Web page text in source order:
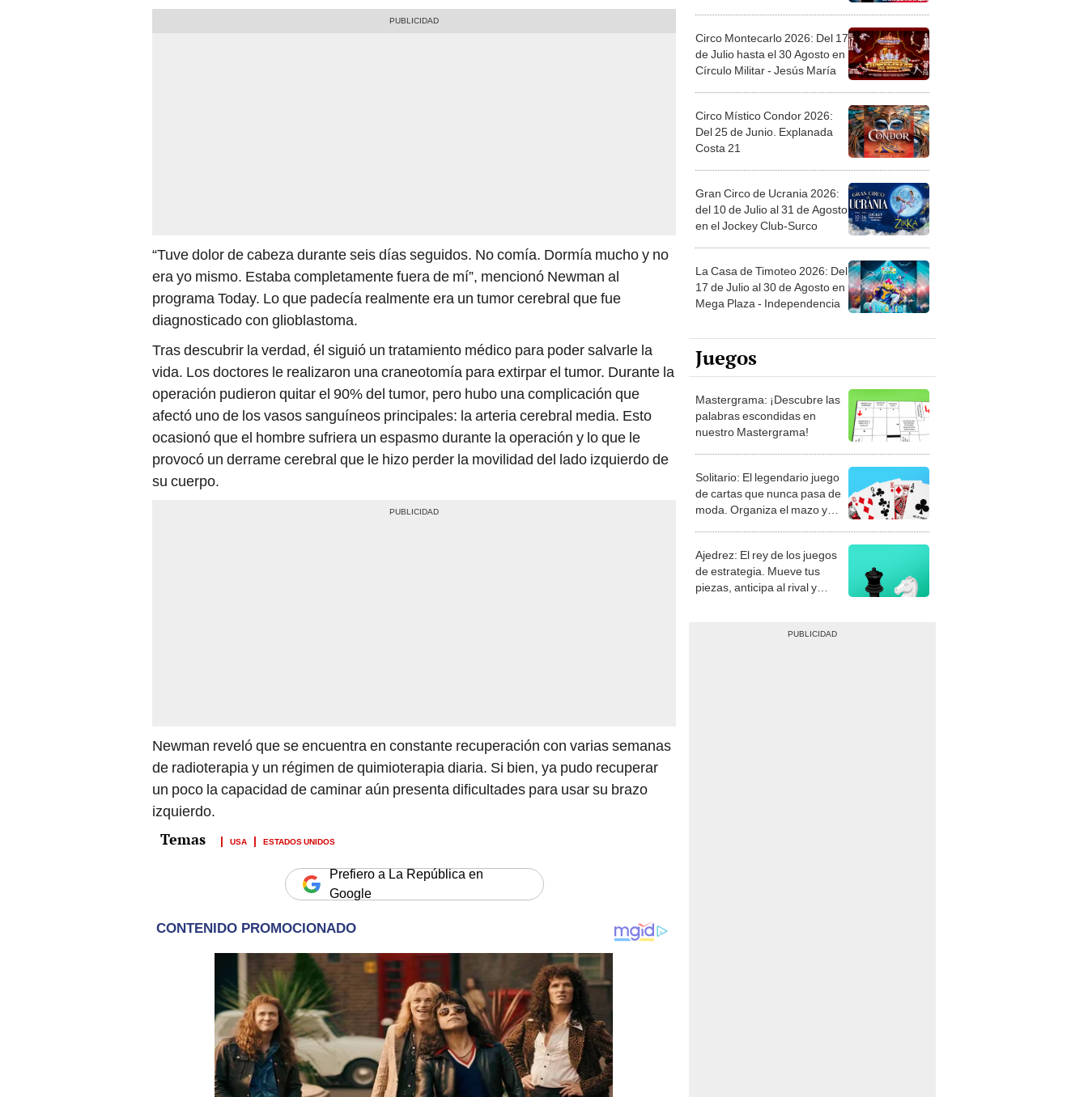
“Tuve dolor de cabeza durante seis días seguidos. No comía. Dormía mucho y no
era yo mismo. Estaba completamente fuera de mí”, mencionó Newman al
programa Today. Lo que padecía realmente era un tumor cerebral que fue
diagnosticado con glioblastoma.
Tras descubrir la verdad, él siguió un tratamiento médico para poder salvarle la
vida. Los doctores le realizaron una craneotomía para extirpar el tumor. Durante la
operación pudieron quitar el 90% del tumor, pero hubo una complicación que
afectó uno de los vasos sanguíneos principales: la arteria cerebral media. Esto
ocasionó que el hombre sufriera un espasmo durante la operación y lo que le
provocó un derrame cerebral que le hizo perder la movilidad del lado izquierdo de
su cuerpo.
Newman reveló que se encuentra en constante recuperación con varias semanas
de radioterapia y un régimen de quimioterapia diaria. Si bien, ya pudo recuperar
un poco la capacidad de caminar aún presenta dificultades para usar su brazo
izquierdo.
USA ESTADOS UNIDOS
Prefiero a La República en
Google
Circo Montecarlo 2026: Del 17
de Julio hasta el 30 Agosto en
Círculo Militar - Jesús María
Circo Místico Condor 2026:
Del 25 de Junio. Explanada
Costa 21
Gran Circo de Ucrania 2026:
del 10 de Julio al 31 de Agosto
en el Jockey Club-Surco
La Casa de Timoteo 2026: Del
17 de Julio al 30 de Agosto en
Mega Plaza - Independencia
Juegos
Mastergrama: ¡Descubre las
palabras escondidas en
nuestro Mastergrama!
Solitario: El legendario juego
de cartas que nunca pasa de
moda. Organiza el mazo y
Ajedrez: El rey de los juegos
de estrategia. Mueve tus
piezas, anticipa al rival y